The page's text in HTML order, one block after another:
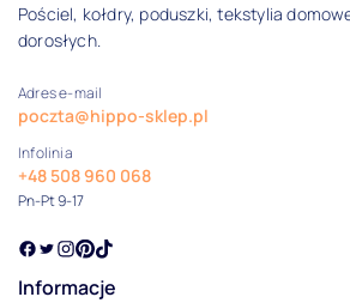
Pościel, kołdry, poduszki, tekstylia
dorosłych.
Adres e-mail
poczta@hippo-sklep.pl
Infolinia
+48 508 960 068
Pn-Pt 9-17
Informacje